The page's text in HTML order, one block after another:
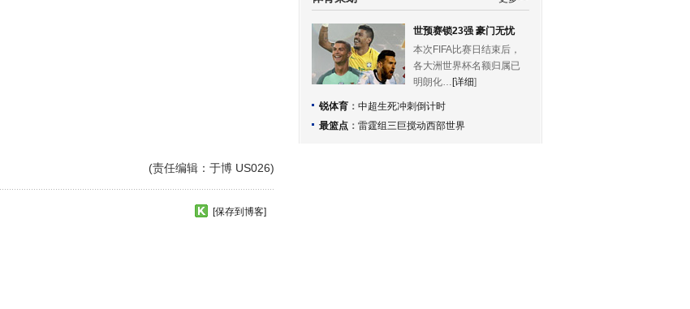
(责任编辑：于博 US026)
[保存到博客]
世预赛锁23强 豪门无忧
本次FIFA比赛日结束后，
各大洲世界杯名额归属已
明朗化… [详细]
锐体育 ： 中超生死冲刺倒计时
最篮点 ： 雷霆组三巨搅动西部世界